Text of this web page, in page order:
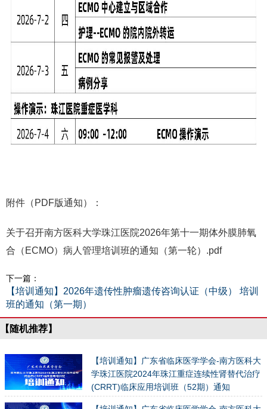
附件（PDF版通知）：
关于召开南方医科大学珠江医院2026年第十一期体外膜肺氧
合（ECMO）病人管理培训班的通知（第一轮） .pdf
下一篇：
【培训通知】2026年遗传性肿瘤遗传咨询认证（中级） 培训
班的通知（第一期）
【随机推荐】
【培训通知】广东省临床医学学会-南方医科大
学珠江医院2024年珠江重症连续性肾替代治疗
(CRRT)临床应用培训班（52期）通知
03-13